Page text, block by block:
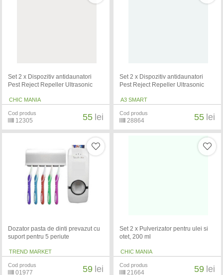
Set 2 x Dispozitiv antidaunatori
Pest Reject Repeller Ultrasonic
CHIC MANIA
Cod produs
12305 55 lei
Set 2 x Dispozitiv antidaunatori
Pest Reject Repeller Ultrasonic
A3 SMART
Cod produs
28864 55 lei
Dozator pasta de dinti prevazut cu
suport pentru 5 periute
TREND MARKET
Cod produs
01977 59 lei
Set 2 x Pulverizator pentru ulei si
otet, 200 ml
CHIC MANIA
Cod produs
21664 59 lei